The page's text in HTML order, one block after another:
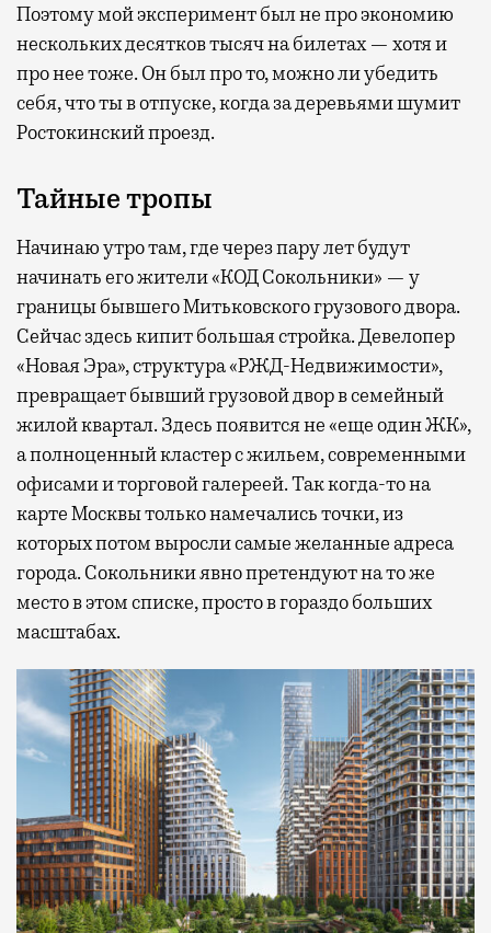
Поэтому мой эксперимент был не про экономию
нескольких десятков тысяч на билетах — хотя и
про нее тоже. Он был про то, можно ли убедить
себя, что ты в отпуске, когда за деревьями шумит
Ростокинский проезд.
Тайные тропы
Начинаю утро там, где через пару лет будут
начинать его жители «КОД Сокольники» — у
границы бывшего Митьковского грузового двора.
Сейчас здесь кипит большая стройка. Девелопер
«Новая Эра», структура «РЖД-Недвижимости»,
превращает бывший грузовой двор в семейный
жилой квартал. Здесь появится не «еще один ЖК»,
а полноценный кластер с жильем, современными
офисами и торговой галереей. Так когда-то на
карте Москвы только намечались точки, из
которых потом выросли самые желанные адреса
города. Сокольники явно претендуют на то же
место в этом списке, просто в гораздо больших
масштабах.